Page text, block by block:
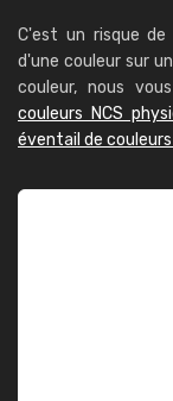
C'est un risque de
d'une couleur sur
couleur, nous
couleurs NCS
éventail de couleurs